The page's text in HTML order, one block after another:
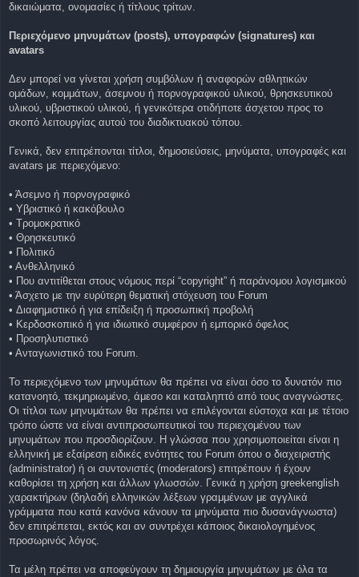
δικαιώματα, ονομασίες ή τίτλους τρίτων.
Περιεχόμενο μηνυμάτων (posts), υπογραφών (signatures) και
avatars
Δεν μπορεί να γίνεται χρήση συμβόλων ή αναφορών αθλητικών
ομάδων, κομμάτων, άσεμνου ή πορνογραφικού υλικού, θρησκευτικού
υλικού, υβριστικού υλικού, ή γενικότερα οτιδήποτε άσχετου προς το
σκοπό λειτουργίας αυτού του διαδικτυακού τόπου.
Γενικά, δεν επιτρέπονται τίτλοι, δημοσιεύσεις, μηνύματα, υπογραφές και
avatars με περιεχόμενο:
• Άσεμνο ή πορνογραφικό
• Υβριστικό ή κακόβουλο
• Τρομοκρατικό
• Θρησκευτικό
• Πολιτικό
• Ανθελληνικό
• Που αντιτίθεται στους νόμους περί “copyright” ή παράνομου λογισμικού
• Άσχετο με την ευρύτερη θεματική στόχευση του Forum
• Διαφημιστικό ή για επίδειξη ή προσωπική προβολή
• Κερδοσκοπικό ή για ιδιωτικό συμφέρον ή εμπορικό όφελος
• Προσηλυτιστικό
• Ανταγωνιστικό του Forum.
Το περιεχόμενο των μηνυμάτων θα πρέπει να είναι όσο το δυνατόν πιο
κατανοητό, τεκμηριωμένο, άμεσο και καταληπτό από τους αναγνώστες.
Οι τίτλοι των μηνυμάτων θα πρέπει να επιλέγονται εύστοχα και με τέτοιο
τρόπο ώστε να είναι αντιπροσωπευτικοί του περιεχομένου των
μηνυμάτων που προσδιορίζουν. Η γλώσσα που χρησιμοποιείται είναι η
ελληνική με εξαίρεση ειδικές ενότητες του Forum όπου ο διαχειριστής
(administrator) ή οι συντονιστές (moderators) επιτρέπουν ή έχουν
καθορίσει τη χρήση και άλλων γλωσσών. Γενικά η χρήση greekenglish
χαρακτήρων (δηλαδή ελληνικών λέξεων γραμμένων με αγγλικά
γράμματα που κατά κανόνα κάνουν τα μηνύματα πιο δυσανάγνωστα)
δεν επιτρέπεται, εκτός και αν συντρέχει κάποιος δικαιολογημένος
προσωρινός λόγος.
Τα μέλη πρέπει να αποφεύγουν τη δημιουργία μηνυμάτων με όλα τα